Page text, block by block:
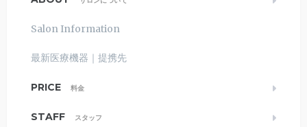
Salon Information
最新医療機器｜提携先
PRICE 料金
STAFF スタッフ